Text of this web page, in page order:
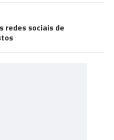
redes sociais de